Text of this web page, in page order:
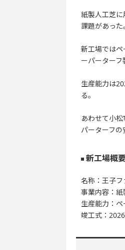
紙製人工芝
課題があった。
新工場では
ーパーターフ
生産能力は
る。
あわせて小
パーターフの
新工場概
名称：王子
事業内容：紙
生産能力：ペ
竣工式：